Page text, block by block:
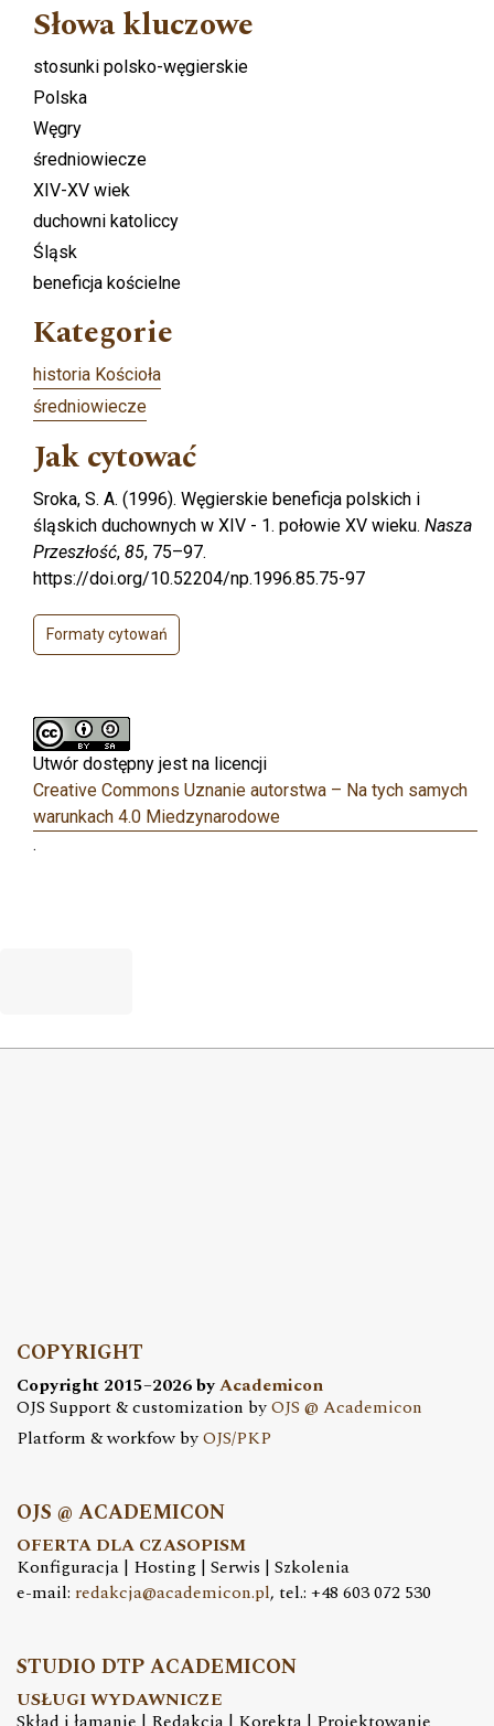
Słowa kluczowe
stosunki polsko-węgierskie
Polska
Węgry
średniowiecze
XIV-XV wiek
duchowni katoliccy
Śląsk
beneficja kościelne
Kategorie
historia Kościoła
średniowiecze
Jak cytować
Sroka, S. A. (1996). Węgierskie beneficja polskich i
śląskich duchownych w XIV - 1. połowie XV wieku. Nasza
Przeszłość, 85, 75–97.
https://doi.org/10.52204/np.1996.85.75-97
Formaty cytowań
Utwór dostępny jest na licencji
Creative Commons Uznanie autorstwa – Na tych samych
warunkach 4.0 Miedzynarodowe
.
COPYRIGHT
Copyright 2015–2026 byAcademicon
OJS Support & customization byOJS @ Academicon
Platform & workfow byOJS/PKP
OJS @ ACADEMICON
OFERTA DLA CZASOPISM
Konfiguracja | Hosting | Serwis | Szkolenia
e-mail: redakcja@academicon.pl, tel.: +48 603 072 530
STUDIO DTP ACADEMICON
USŁUGI WYDAWNICZE